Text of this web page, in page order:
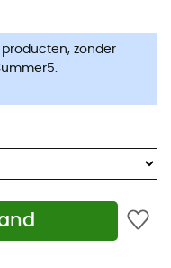
producten, zonder